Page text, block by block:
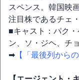
スペンス。韓国映
注目株であるチェ
■キャスト：パク
ン、ソ・ジヘ、チ
➡ 【「最後列から